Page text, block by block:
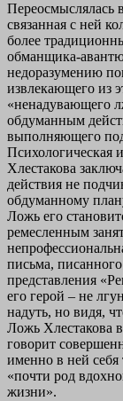
Переосмыслялась
связанная с ней
более
недоразумению
извлекающего из
«ненадувающего
обдуманным
выполняющего
Психологическая
Хлестакова
действия не
обдуманному
Ложь его
ремесленным
письма,
представления
его герой – не
надуть, но видя,
Ложь Хлестакова
говорит
именно в ней себя
«почти род
жизни».